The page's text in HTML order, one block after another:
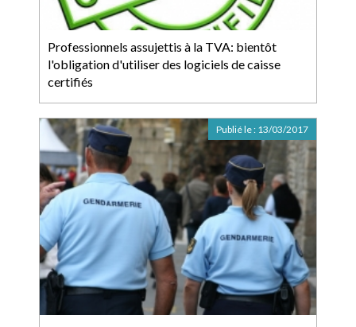
Professionnels assujettis à la TVA: bientôt
l'obligation d'utiliser des logiciels de caisse
certifiés
Publié le : 13/03/2017